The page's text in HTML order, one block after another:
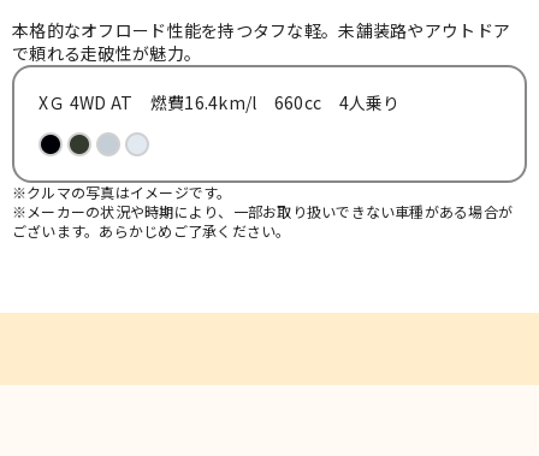
お知らせ
よくある質問
本格的なオフロード性能を持つタフな軽。未舗装路やアウトドア
で頼れる走破性が魅力。
XＧ 4WD AT 燃費16.4km/l 660cc 4人乗り
※クルマの写真はイメージです。
※メーカーの状況や時期により、一部お取り扱いできない車種がある場合が
ございます。あらかじめご了承ください。